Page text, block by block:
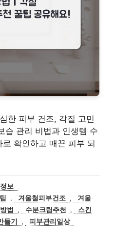
한 피부 건조, 각질 고민
습 관리 비법과 인생템 수
확인하고 매끈 피부 되
카정보
, 겨울철피부건조 ,
겨울
법 , 수분크림추천 ,
스킨
들기 , 피부관리일상